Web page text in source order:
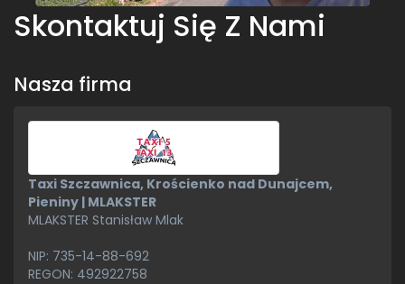
Skontaktuj Się Z Nami
Nasza firma
Taxi Szczawnica, Krościenko nad Dunajcem,
Pieniny | MLAKSTER
MLAKSTER Stanisław Mlak
NIP: 735-14-88-692
REGON: 492922758